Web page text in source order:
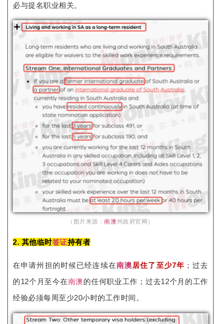
必与提名职业相关。
（图片来源：南澳州政府官网）
2. 其他临时签证持有者
在申请州担的时候已经连续在南澳居住了至少7年 ；过去
的12个月至今在南澳的任何职业工作；过去12个月的工作
经验必须每周至少20小时的工作时间。